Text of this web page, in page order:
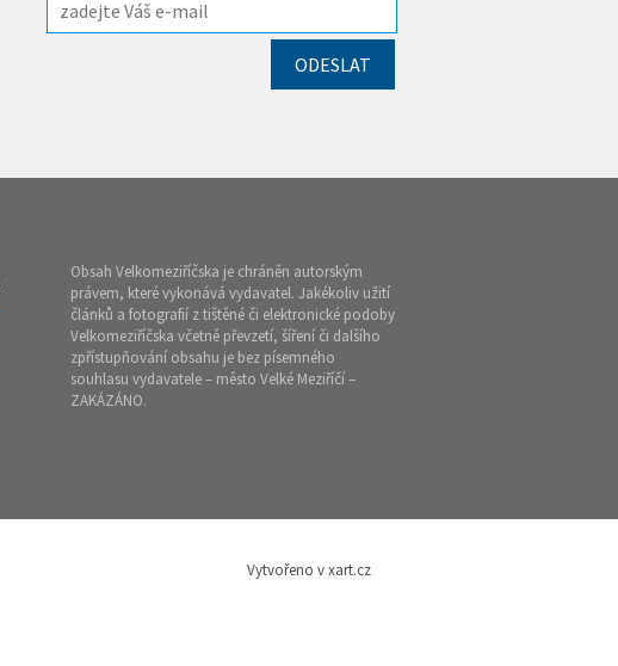
Obsah Velkomeziříčska je chráněn autorským
právem, které vykonává vydavatel. Jakékoliv užití
článků a fotografií z tištěné či elektronické podoby
Velkomeziříčska včetně převzetí, šíření či dalšího
zpřístupňování obsahu je bez písemného
souhlasu vydavatele – město Velké Meziříčí –
ZAKÁZÁNO.
Vytvořeno v xart.cz